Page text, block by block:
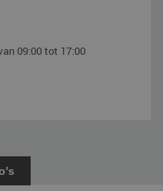
09:00 tot 17:00